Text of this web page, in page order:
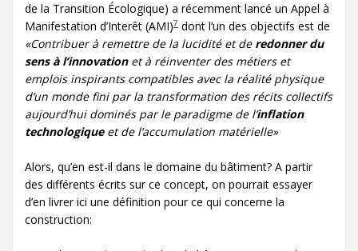
de la Transition Écologique) a récemment lancé un Appel à
Manifestation d’Interêt (AMI)7 dont l’un des objectifs est de
«Contribuer à remettre de la lucidité et de redonner du
sens à l’innovationet à réinventer des métiers et
emplois inspirants compatibles avec la réalité physique
d’un monde fini par la transformation des récits collectifs
aujourd’hui dominés par le paradigme de l’inflation
technologiqueet de l’accumulation matérielle»
Alors, qu’en est-il dans le domaine du bâtiment? A partir
des différents écrits sur ce concept, on pourrait essayer
d’en livrer ici une définition pour ce qui concerne la
construction: